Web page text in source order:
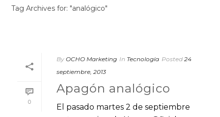
Tag Archives for: "analógico"
0
By OCHO Marketing In Tecnología Posted 24
septiembre, 2013
Apagón analógico
El pasado martes 2 de septiembre